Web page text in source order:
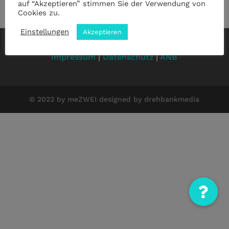
Impressum|Datenschutz|ANB
© 2023 by meZWEI designed by drehbankmedia
auf “Akzeptieren” stimmen Sie der Verwendung von
Cookies zu.
Einstellungen Akzeptieren